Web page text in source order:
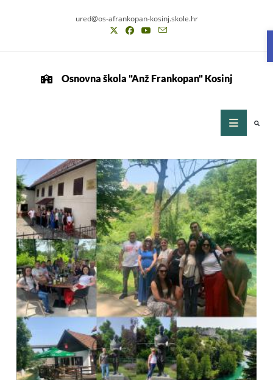
ured@os-afrankopan-kosinj.skole.hr
Osnovna škola "Anž Frankopan" Kosinj